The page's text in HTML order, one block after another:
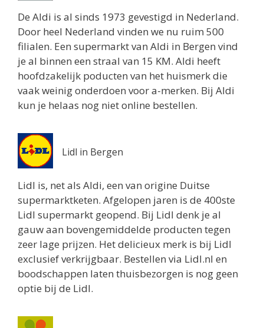
De Aldi is al sinds 1973 gevestigd in Nederland.
Door heel Nederland vinden we nu ruim 500
filialen. Een supermarkt van Aldi in Bergen vind
je al binnen een straal van 15 KM. Aldi heeft
hoofdzakelijk poducten van het huismerk die
vaak weinig onderdoen voor a-merken. Bij Aldi
kun je helaas nog niet online bestellen.
Lidl in Bergen
Lidl is, net als Aldi, een van origine Duitse
supermarktketen. Afgelopen jaren is de 400ste
Lidl supermarkt geopend. Bij Lidl denk je al
gauw aan bovengemiddelde producten tegen
zeer lage prijzen. Het delicieux merk is bij Lidl
exclusief verkrijgbaar. Bestellen via Lidl.nl en
boodschappen laten thuisbezorgen is nog geen
optie bij de Lidl.